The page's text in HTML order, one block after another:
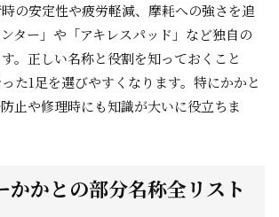
の安定性や疲労軽減、摩耗への強さを追
ター」や「アキレスパッド」など独自の
。正しい名称と役割を知っておくこと
た1足を選びやすくなります。特にかかと
止や修理時にも知識が大いに役立ちま
かかとの部分名称全リスト